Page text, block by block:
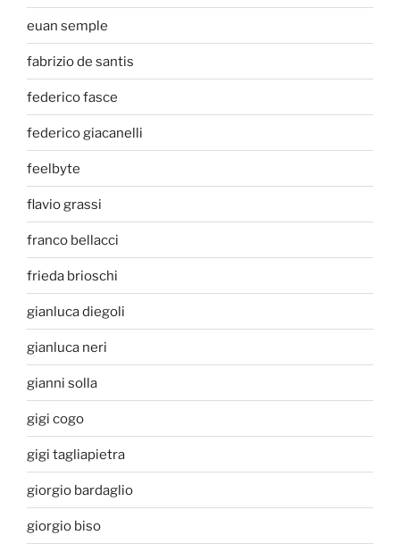
euan semple
fabrizio de santis
federico fasce
federico giacanelli
feelbyte
flavio grassi
franco bellacci
frieda brioschi
gianluca diegoli
gianluca neri
gianni solla
gigi cogo
gigi tagliapietra
giorgio bardaglio
giorgio biso